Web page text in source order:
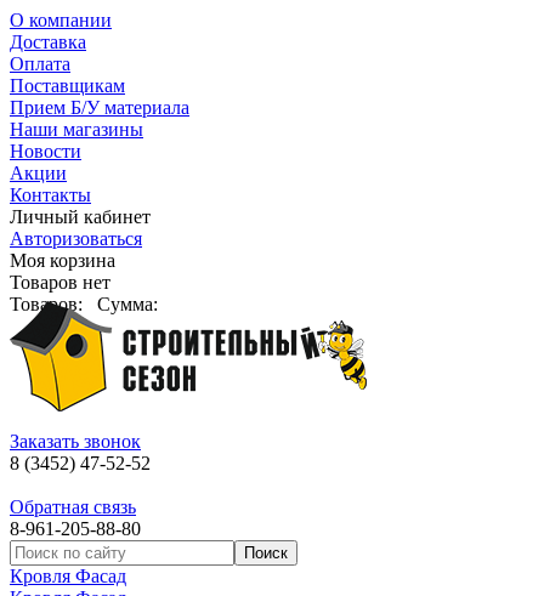
О компании
Доставка
Оплата
Поставщикам
Прием Б/У материала
Наши магазины
Новости
Акции
Контакты
Личный кабинет
Авторизоваться
Моя корзина
Товаров нет
Товаров:
Сумма:
Заказать звонок
8 (3452) 47-52-52
Обратная связь
8-961-205-88-80
Кровля Фасад